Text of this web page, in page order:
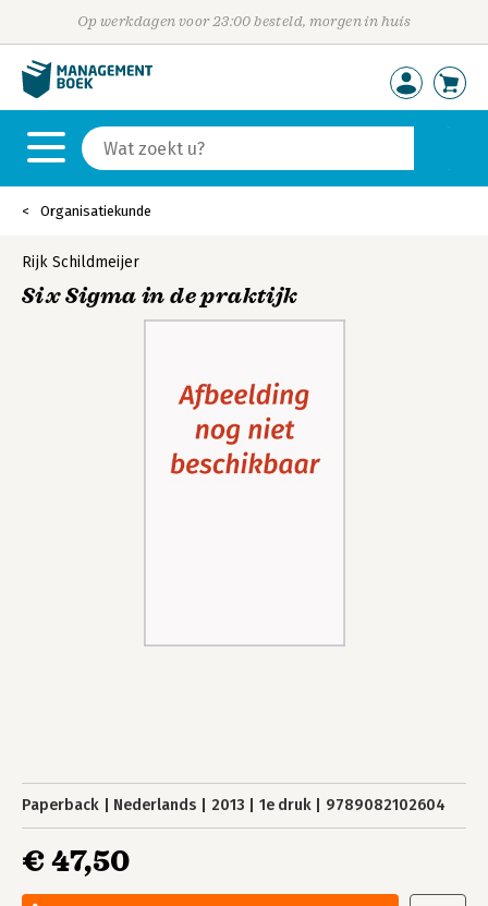
Op werkdagen voor 23:00 besteld, morgen in huis
Organisatiekunde
Rijk Schildmeijer
Six Sigma in de praktijk
Paperback Nederlands 2013 1e druk 9789082102604
€ 47,50